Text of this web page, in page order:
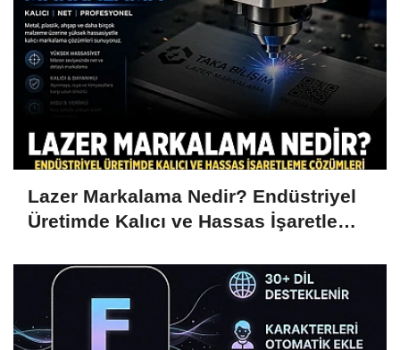
Lazer Markalama Nedir? Endüstriyel
Üretimde Kalıcı ve Hassas İşaretleme